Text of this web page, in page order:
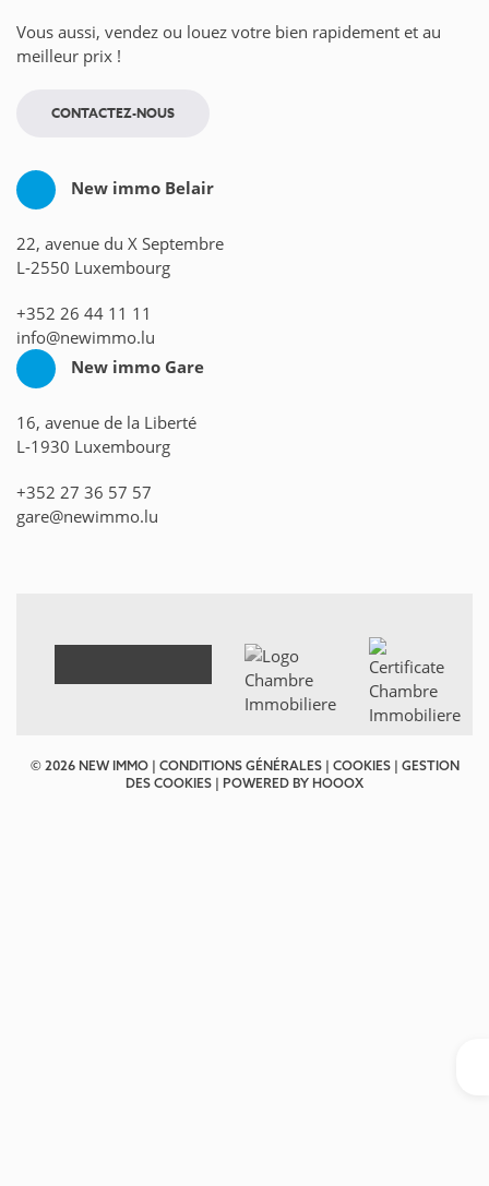
Vous aussi, vendez ou louez votre bien rapidement et au
meilleur prix !
CONTACTEZ-NOUS
New immo Belair
22, avenue du X Septembre
L-2550 Luxembourg
+352 26 44 11 11
info@newimmo.lu
New immo Gare
16, avenue de la Liberté
L-1930 Luxembourg
+352 27 36 57 57
gare@newimmo.lu
© 2026 NEW IMMO | CONDITIONS GÉNÉRALES| COOKIES| GESTION
DES COOKIES | POWERED BY HOOOX